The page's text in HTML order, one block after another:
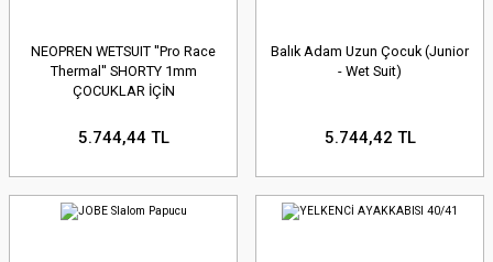
NEOPREN WETSUIT ''Pro Race
Thermal'' SHORTY 1mm
ÇOCUKLAR İÇİN
5.744,44 TL
Balık Adam Uzun Çocuk (Junior
- Wet Suit)
5.744,42 TL